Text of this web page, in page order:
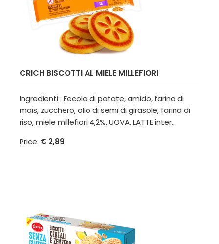
CRICH BISCOTTI AL MIELE MILLEFIORI
Ingredienti : Fecola di patate, amido, farina di
mais, zucchero, olio di semi di girasole, farina di
riso, miele millefiori 4,2%, UOVA, LATTE inter...
Price: € 2,89